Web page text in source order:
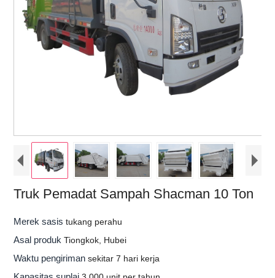
Truk Pemadat Sampah Shacman 10 Ton
Merek sasistukang perahu
Asal produkTiongkok, Hubei
Waktu pengirimansekitar 7 hari kerja